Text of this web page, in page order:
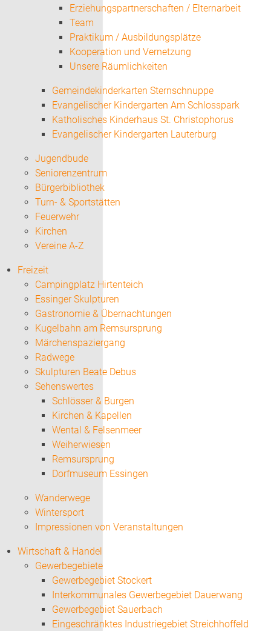
Erziehungspartnerschaften / Elternarbeit
Team
Praktikum / Ausbildungsplätze
Kooperation und Vernetzung
Unsere Räumlichkeiten
Gemeindekinderkarten Sternschnuppe
Evangelischer Kindergarten Am Schlosspark
Katholisches Kinderhaus St. Christophorus
Evangelischer Kindergarten Lauterburg
Jugendbude
Seniorenzentrum
Bürgerbibliothek
Turn- & Sportstätten
Feuerwehr
Kirchen
Vereine A-Z
Freizeit
Campingplatz Hirtenteich
Essinger Skulpturen
Gastronomie & Übernachtungen
Kugelbahn am Remsursprung
Märchenspaziergang
Radwege
Skulpturen Beate Debus
Sehenswertes
Schlösser & Burgen
Kirchen & Kapellen
Wental & Felsenmeer
Weiherwiesen
Remsursprung
Dorfmuseum Essingen
Wanderwege
Wintersport
Impressionen von Veranstaltungen
Wirtschaft & Handel
Gewerbegebiete
Gewerbegebiet Stockert
Interkommunales Gewerbegebiet Dauerwang
Gewerbegebiet Sauerbach
Eingeschränktes Industriegebiet Streichhoffeld